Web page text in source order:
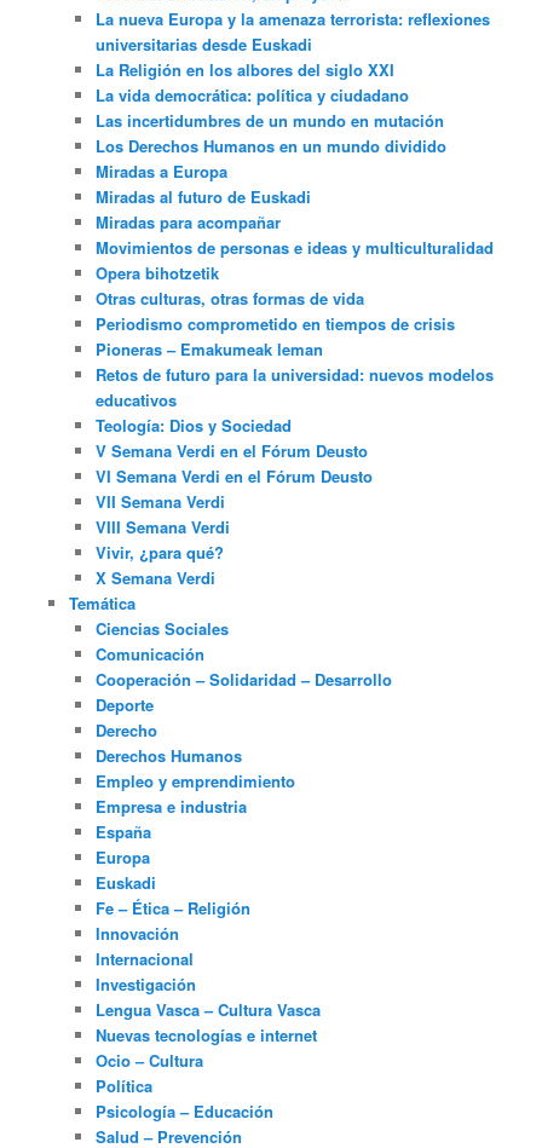
La nueva Europa y la amenaza terrorista: reflexiones
universitarias desde Euskadi
La Religión en los albores del siglo XXI
La vida democrática: política y ciudadano
Las incertidumbres de un mundo en mutación
Los Derechos Humanos en un mundo dividido
Miradas a Europa
Miradas al futuro de Euskadi
Miradas para acompañar
Movimientos de personas e ideas y multiculturalidad
Opera bihotzetik
Otras culturas, otras formas de vida
Periodismo comprometido en tiempos de crisis
Pioneras – Emakumeak leman
Retos de futuro para la universidad: nuevos modelos
educativos
Teología: Dios y Sociedad
V Semana Verdi en el Fórum Deusto
VI Semana Verdi en el Fórum Deusto
VII Semana Verdi
VIII Semana Verdi
Vivir, ¿para qué?
X Semana Verdi
Temática
Ciencias Sociales
Comunicación
Cooperación – Solidaridad – Desarrollo
Deporte
Derecho
Derechos Humanos
Empleo y emprendimiento
Empresa e industria
España
Europa
Euskadi
Fe – Ética – Religión
Innovación
Internacional
Investigación
Lengua Vasca – Cultura Vasca
Nuevas tecnologías e internet
Ocio – Cultura
Política
Psicología – Educación
Salud – Prevención